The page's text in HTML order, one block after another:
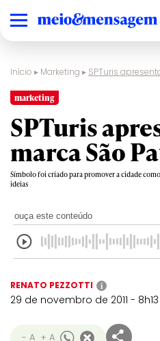
Início ▸ Marketing ▸ SPTuris
marketing
SPTuris
marca São
Símbolo foi criado para promover a cidade
ideias
ouça este conteúdo
RENATO PEZZOTTI i
29 de novembro de 2011 - 8h13
- A + A